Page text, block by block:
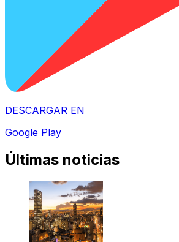
DESCARGAR EN
Google Play
Últimas noticias